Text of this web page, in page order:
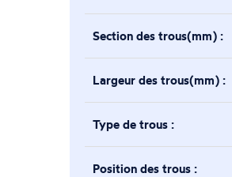
Section des trous(mm) :
Largeur des trous(mm) :
Type de trous :
Position des trous :